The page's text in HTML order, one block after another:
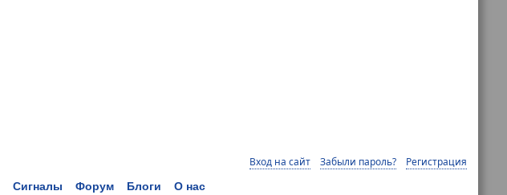
Вход на сайт Забыли пароль? Регистрация
Сигналы Форум Блоги О нас